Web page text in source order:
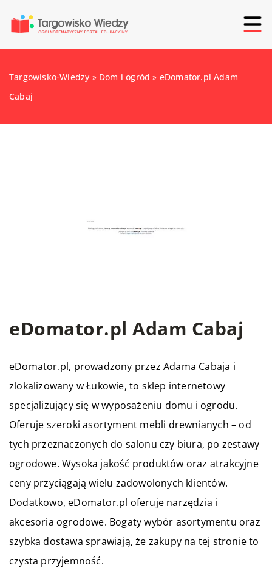
Targowisko-Wiedzy » Dom i ogród » eDomator.pl Adam
Cabaj
eDomator.pl Adam Cabaj
eDomator.pl, prowadzony przez Adama Cabaja i
zlokalizowany w Łukowie, to sklep internetowy
specjalizujący się w wyposażeniu domu i ogrodu.
Oferuje szeroki asortyment mebli drewnianych – od
tych przeznaczonych do salonu czy biura, po zestawy
ogrodowe. Wysoka jakość produktów oraz atrakcyjne
ceny przyciągają wielu zadowolonych klientów.
Dodatkowo, eDomator.pl oferuje narzędzia i
akcesoria ogrodowe. Bogaty wybór asortymentu oraz
szybka dostawa sprawiają, że zakupy na tej stronie to
czysta przyjemność.